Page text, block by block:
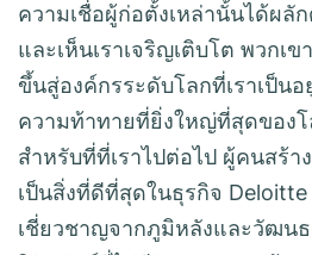
ความเชื่อผู้ก่อตั้งเหล่านั้นได้ผลั
และเห็นเราเจริญเติบโต พวกเข
ขึ้นสู่องค์กรระดับโลกที่เราเป็น
ความท้าทายที่ยิ่งใหญ่ที่สุดของ
สำหรับที่ที่เราไปต่อไป ผู้คนสร้า
เป็นสิ่งที่ดีที่สุดในธุรกิจ
เชี่ยวชาญจากภูมิหลังและวัฒน